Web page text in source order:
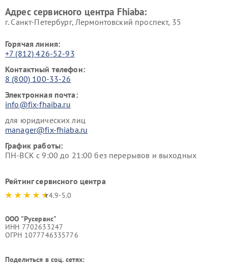
Адрес сервисного центра Fhiaba:
г. Санкт-Петербург, Лермонтовский проспект, 35
Горячая линия:
+7 (812) 426-52-93
Контактный телефон:
8 (800) 100-33-26
Электронная почта:
info@fix-fhaiba.ru
для юридических лиц
manager@fix-fhiaba.ru
График работы:
ПН-ВСК с 9:00 до 21:00 без перерывов и выходных
Рейтинг сервисного центра
4.9-5.0
ООО "Русервис"
ИНН 7702633247
ОГРН 1077746335776
Поделиться в соц. сетях: